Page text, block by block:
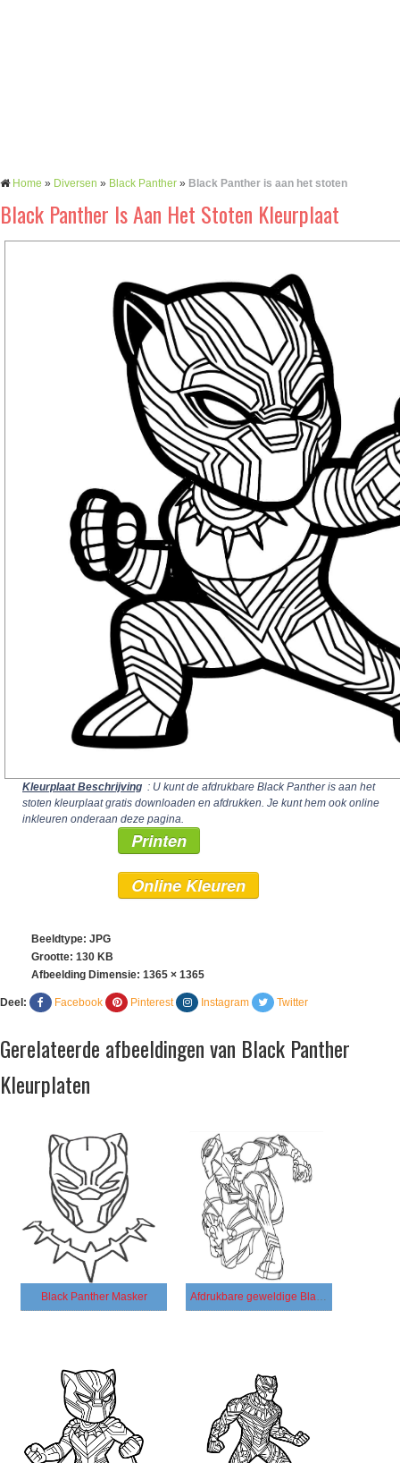
Home » Diversen » Black Panther » Black Panther is aan het stoten
Black Panther Is Aan Het Stoten Kleurplaat
Kleurplaat Beschrijving : U kunt de afdrukbare Black Panther is aan het
stoten kleurplaat gratis downloaden en afdrukken. Je kunt hem ook online
inkleuren onderaan deze pagina.
Printen
Online Kleuren
Beeldtype: JPG
Grootte: 130 KB
Afbeelding Dimensie: 1365 × 1365
Deel: Facebook Pinterest Instagram Twitter
Gerelateerde afbeeldingen van Black Panther
Kleurplaten
Black Panther Masker Afdrukbare geweldige Black Panther